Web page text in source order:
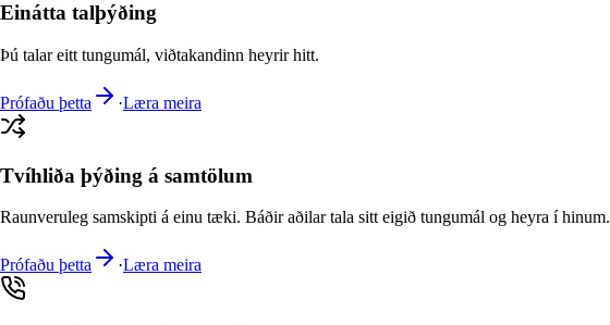
Einátta talþýðing
Þú talar eitt tungumál, viðtakandinn heyrir hitt.
Prófaðu þetta ·Læra meira
Tvíhliða þýðing á samtölum
Raunveruleg samskipti á einu tæki. Báðir aðilar tala sitt eigið tungumál og heyra í hinum.
Prófaðu þetta ·Læra meira